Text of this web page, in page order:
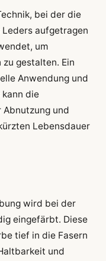
bei der die
aufgetragen
um
gestalten. Ein
Anwendung und
die
und
Lebensdauer
wird bei der
eingefärbt. Diese
tief in die Fasern
und